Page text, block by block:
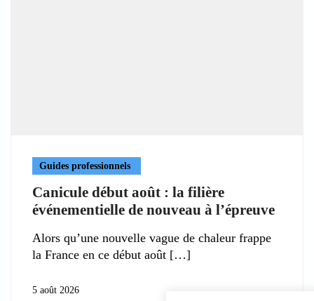
Guides professionnels
Canicule début août : la filière
événementielle de nouveau à l’épreuve
Alors qu’une nouvelle vague de chaleur frappe
la France en ce début août
5 août 2026